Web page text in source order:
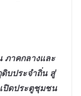
ภาคกลางและ
บประจำถิ่น สู่
ปิดประตูชุมชน